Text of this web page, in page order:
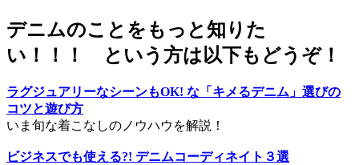
デニムのことをもっと知りた
い！！！ という方は以下もどうぞ！
ラグジュアリーなシーンもOK! な「キメるデニム」選びの
コツと遊び方
いま旬な着こなしのノウハウを解説！
ビジネスでも使える?! デニムコーディネイト３選